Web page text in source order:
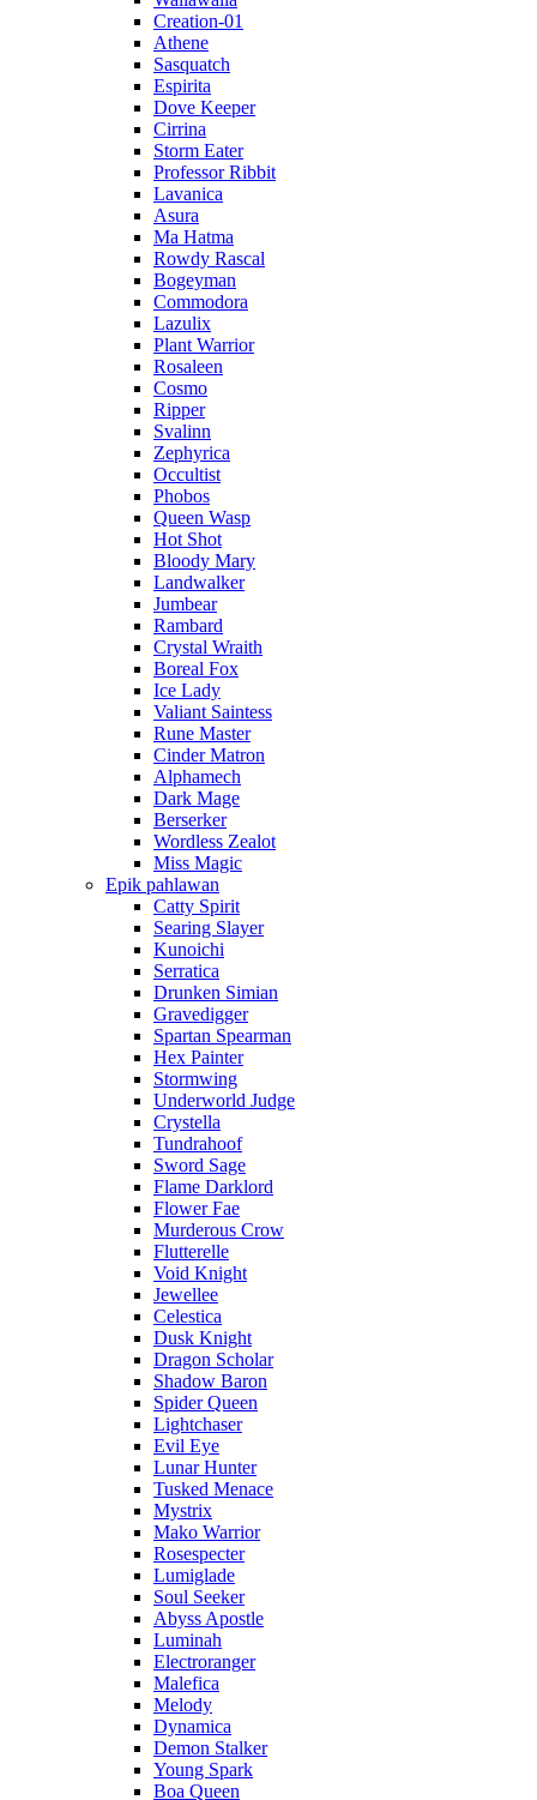
Creation-01
Athene
Sasquatch
Espirita
Dove Keeper
Cirrina
Storm Eater
Professor Ribbit
Lavanica
Asura
Ma Hatma
Rowdy Rascal
Bogeyman
Commodora
Lazulix
Plant Warrior
Rosaleen
Cosmo
Ripper
Svalinn
Zephyrica
Occultist
Phobos
Queen Wasp
Hot Shot
Bloody Mary
Landwalker
Jumbear
Rambard
Crystal Wraith
Boreal Fox
Ice Lady
Valiant Saintess
Rune Master
Cinder Matron
Alphamech
Dark Mage
Berserker
Wordless Zealot
Miss Magic
Epik pahlawan
Catty Spirit
Searing Slayer
Kunoichi
Serratica
Drunken Simian
Gravedigger
Spartan Spearman
Hex Painter
Stormwing
Underworld Judge
Crystella
Tundrahoof
Sword Sage
Flame Darklord
Flower Fae
Murderous Crow
Flutterelle
Void Knight
Jewellee
Celestica
Dusk Knight
Dragon Scholar
Shadow Baron
Spider Queen
Lightchaser
Evil Eye
Lunar Hunter
Tusked Menace
Mystrix
Mako Warrior
Rosespecter
Lumiglade
Soul Seeker
Abyss Apostle
Luminah
Electroranger
Malefica
Melody
Dynamica
Demon Stalker
Young Spark
Boa Queen